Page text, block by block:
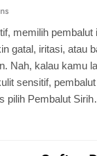
memilih pembalut
gatal, iritasi, atau
Nah, kalau kamu
sensitif,
pilih Pembalut